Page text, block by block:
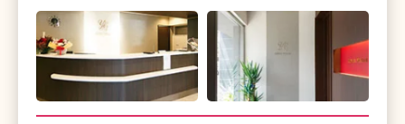
湘南美容クリニック 浦和院
湘南美容クリニック 川口院
湘南美容クリニック 南越谷院
湘南美容クリニック 高知院
湘南美容クリニック 長崎院